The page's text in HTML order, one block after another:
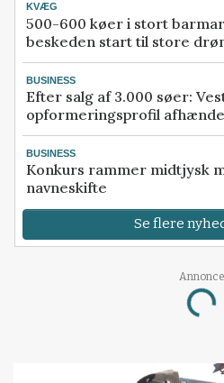
KVÆG
500-600 køer i stort
beskeden start til store
BUSINESS
Efter salg af 3.000 søer:
opformeringsprofil
BUSINESS
Konkurs rammer midtjysk
navneskifte
Se flere
Annonce
Loading...